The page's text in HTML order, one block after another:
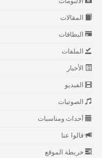
المقالات
البطاقات
الملفات
الأخبار
الفيديو
الصوتيات
أحداث ومناسبات
قالوا عنا
خريطة الموقع